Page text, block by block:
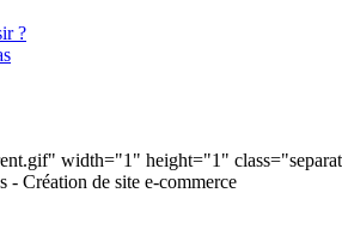
?
width="1" height="1"
- Création de site e-commerce